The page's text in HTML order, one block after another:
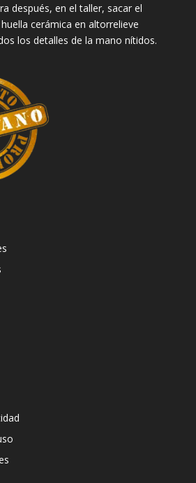
después, en el taller, sacar el
cerámica en altorrelieve
los detalles de la mano nítidos.